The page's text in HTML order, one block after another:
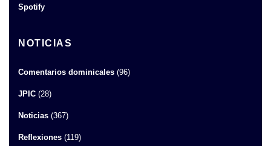
Spotify
NOTICIAS
Comentarios dominicales (96)
JPIC (28)
Noticias (367)
Reflexiones (119)